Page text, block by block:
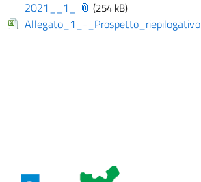
2021__1_
(254 kB)
Allegato_1_-_Prospetto_riepilogativo